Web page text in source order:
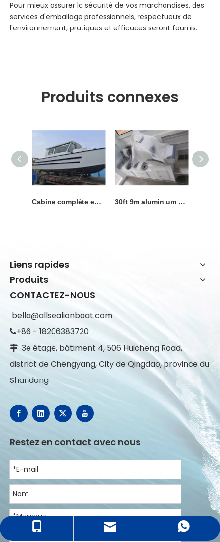
Pour mieux assurer la sécurité de vos marchandises, des
services d'emballage professionnels, respectueux de
l'environnement, pratiques et efficaces seront fournis.
Produits connexes
Cabine complète en aluminium de 9m, barge de travail en haute mer, bateau de débarquement à vendre 30ft 9m aluminium 3 tonnes charge utile île espérant vitesse cabine bateau de travail bateau de pêche bateau de débarquement à vendre
Liens rapides
Produits
CONTACTEZ-NOUS
bella@allsealionboat.com
+86 - 18206383720
 3e étage, bâtiment 4, 506 Huicheng Road,
district de Chengyang, City de Qingdao, province du
Shandong
+86 - 18206383720
bella@allsealionboat.com
+ 86 18953298565
Restez en contact avec nous